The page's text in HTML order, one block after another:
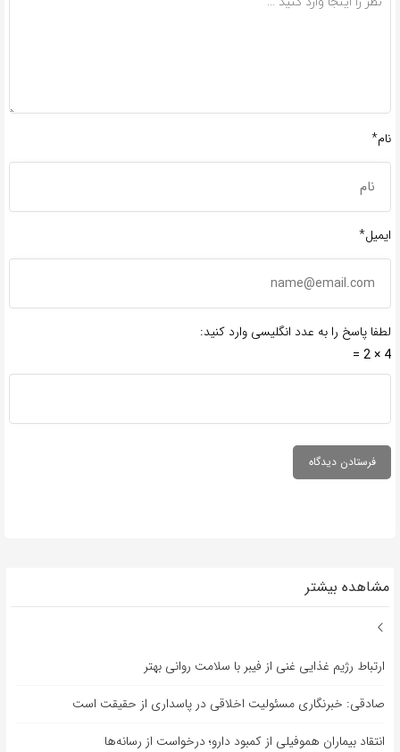
نام*
ایمیل*
لطفا پاسخ را به عدد انگلیسی وارد کنید:
4 × 2 =
مشاهده بیشتر
ارتباط رژیم غذایی غنی از فیبر با سلامت روانی بهتر
صادقی: خبرنگاری مسئولیت اخلاقی در پاسداری از حقیقت است
انتقاد بیماران هموفیلی از کمبود دارو؛ درخواست از رسانه‌ها